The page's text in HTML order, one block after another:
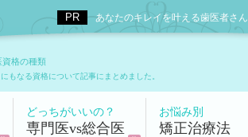
あなたのキレイを叶える歯医者さ
資格の種類
もなる資格について記事にまとめました。
どっちがいいの？
専門医vs総合医
お悩み別
矯正治療法